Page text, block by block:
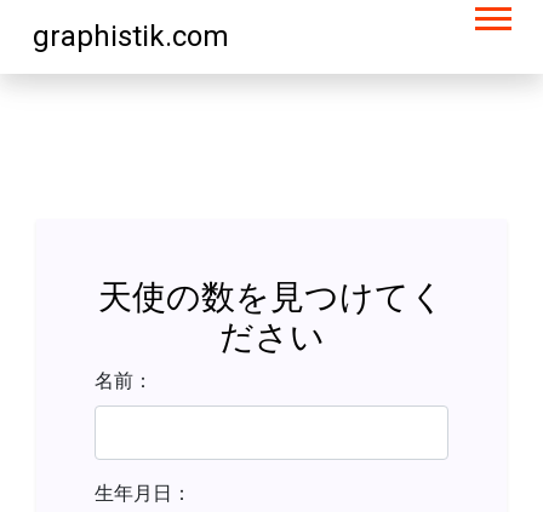
graphistik.com
天使の数を見つけてく
ださい
名前：
生年月日：